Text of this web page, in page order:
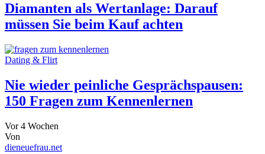
Diamanten als Wertanlage: Darauf
müssen Sie beim Kauf achten
Dating & Flirt
Nie wieder peinliche Gesprächspausen:
150 Fragen zum Kennenlernen
Vor 4 Wochen
Von
dieneuefrau.net